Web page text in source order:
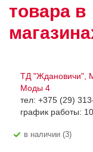
товара в
ТД "Ждановичи",
Моды 4
тел: +375 (29)
график работы:
В наличии (3)